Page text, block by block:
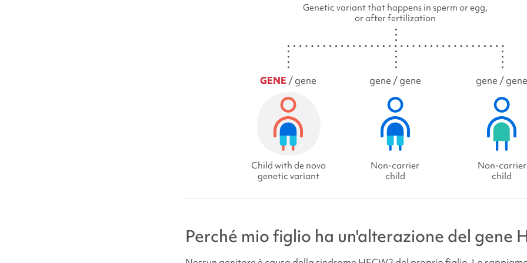
Genetic variant that happens in sperm or egg,
or after fertilization
GENE/ gene
Child with de novo
genetic variant
gene / gene
Non-carrier
child
gene / gene
Non-carrier
child
Perché mio figlio ha un'alterazione del gene